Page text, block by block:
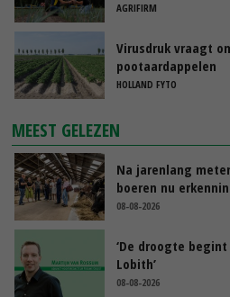
AGRIFIRM
Virusdruk vraagt
pootaardappelen
HOLLAND FYTO
MEEST GELEZEN
Na jarenlang
boeren nu
08-08-2026
‘De droogte
Lobith’
08-08-2026